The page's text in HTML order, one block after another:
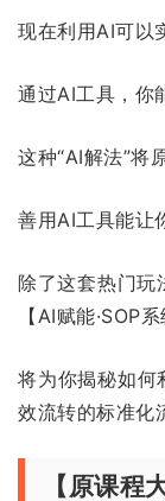
现在利用AI可以
通过AI工具，你
这种“AI解法”将
善用AI工具能让
除了这套热门玩
【AI赋能·SOP系
将为你揭秘如何
效流转的标准化
【原课程